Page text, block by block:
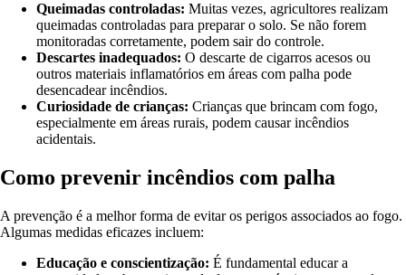
Queimadas controladas: Muitas vezes, agricultores realizam
queimadas controladas para preparar o solo. Se não forem
monitoradas corretamente, podem sair do controle.
Descartes inadequados: O descarte de cigarros acesos ou
outros materiais inflamatórios em áreas com palha pode
desencadear incêndios.
Curiosidade de crianças: Crianças que brincam com fogo,
especialmente em áreas rurais, podem causar incêndios
acidentais.
Como prevenir incêndios com palha
A prevenção é a melhor forma de evitar os perigos associados ao fogo.
Algumas medidas eficazes incluem:
Educação e conscientização: É fundamental educar a